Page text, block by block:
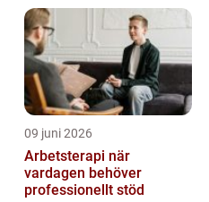
09 juni 2026
Arbetsterapi när
vardagen behöver
professionellt stöd